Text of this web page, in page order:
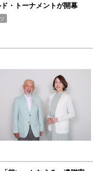
ド・トーナメントが開幕